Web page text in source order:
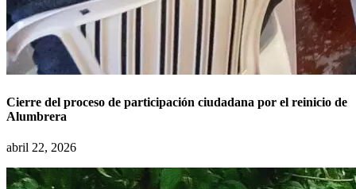
Cierre del proceso de participación ciudadana por el reinicio de
Alumbrera
abril 22, 2026